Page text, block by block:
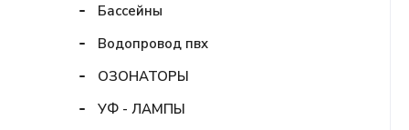
Бассейны
Водопровод пвх
ОЗОНАТОРЫ
УФ - ЛАМПЫ